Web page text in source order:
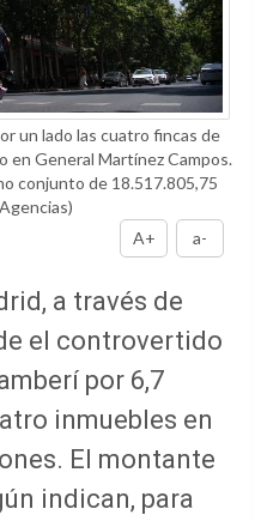
un lado las cuatro fincas de
en General Martínez Campos.
conjunto de 18.517.805,75
A+
a-
a través de
el controvertido
por 6,7
inmuebles en
El montante
indican, para